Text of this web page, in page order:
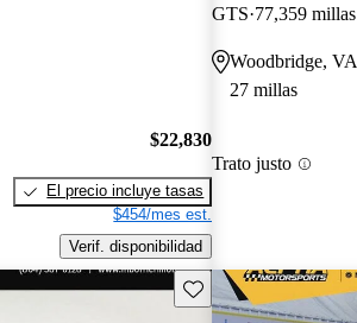
$22,830
El precio incluye tasas
$454/mes est.
Verif. disponibilidad
GTS 77,359 millas
Woodbridge, VA
27 millas
Trato justo
Guarda este Aviso